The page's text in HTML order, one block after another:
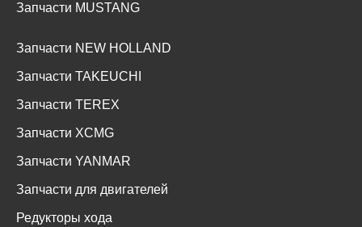
Запчасти MUSTANG
Запчасти NEW HOLLAND
Запчасти TAKEUCHI
Запчасти TEREX
Запчасти XCMG
Запчасти YANMAR
Запчасти для двигателей
Редукторы хода